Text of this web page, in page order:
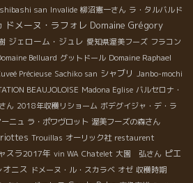
san Invalide 柳沼憲一さん ラ・タルバルド
ドメーヌ・ラフォレ Domaine Grégory
ジェローム・ジュレ 愛知県渥美フーズ フラコン
Belluard グットドール Domaine Raphael
Précieuse Sachiko san シャブリ Janbo-mochi
BEAUJOLOISE Madona Eglise バルセロナ・
ん 2018年収穫リショーム ボデグイジャ・デ・ラ
ニュ ラ・ポワヴロット 渥美フーズの森さん
Trouillas オーリック社 restaurent
スラ2017年 vin WA Chatelet 大園 弘さん ピエ
オニス ドメーヌ・ル・スカラベ オゼ 収穫時期